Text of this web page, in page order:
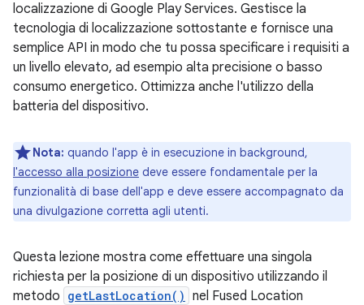
localizzazione di Google Play Services. Gestisce la
tecnologia di localizzazione sottostante e fornisce una
semplice API in modo che tu possa specificare i requisiti a
un livello elevato, ad esempio alta precisione o basso
consumo energetico. Ottimizza anche l'utilizzo della
batteria del dispositivo.
Nota: quando l'app è in esecuzione in background,
l'accesso alla posizione deve essere fondamentale per la
funzionalità di base dell'app e deve essere accompagnato da
una divulgazione corretta agli utenti.
Questa lezione mostra come effettuare una singola
richiesta per la posizione di un dispositivo utilizzando il
metodo getLastLocation() nel Fused Location